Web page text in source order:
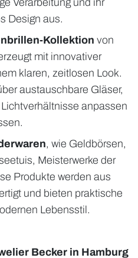
Verarbeitung und ihr
Design aus.
Kollektion von
mit innovativer
klaren, zeitlosen Look.
austauschbare Gläser,
anpassen
, wie Geldbörsen,
Meisterwerke der
Produkte werden aus
und bieten praktische
Lebensstil.
Becker in Hamburg